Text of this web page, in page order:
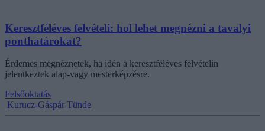
Keresztféléves felvételi: hol lehet megnézni a tavalyi
ponthatárokat?
Érdemes megnéznetek, ha idén a keresztféléves felvételin
jelentkeztek alap-vagy mesterképzésre.
Felsőoktatás
Kurucz-Gáspár Tünde